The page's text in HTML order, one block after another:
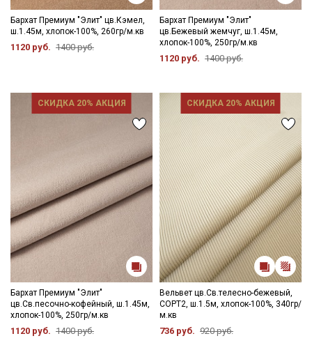
Бархат Премиум "Элит" цв.Кэмел,
ш.1.45м, хлопок-100%, 260гр/м.кв
1120 руб. 1400 руб.
Бархат Премиум "Элит"
цв.Бежевый жемчуг, ш.1.45м,
хлопок-100%, 250гр/м.кв
1120 руб. 1400 руб.
СКИДКА 20% АКЦИЯ
Бархат Премиум "Элит"
цв.Св.песочно-кофейный, ш.1.45м,
хлопок-100%, 250гр/м.кв
1120 руб. 1400 руб.
СКИДКА 20% АКЦИЯ
Вельвет цв.Св.телесно-бежевый,
СОРТ2, ш.1.5м, хлопок-100%, 340гр/
м.кв
736 руб. 920 руб.